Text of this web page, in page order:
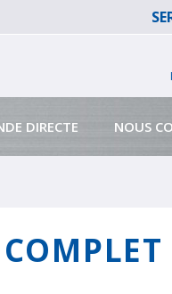
DIRECTE NOUS